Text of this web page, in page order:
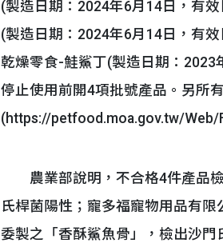
(製造日期：2024年6月14日，有
(製造日期：2024年6月14日，有
乾燥零食-鮭鯊丁(製造日期：2023
停止使用前開4項批號產品。另所
(https://petfood.moa.gov.tw/Web/
農業部說明，不合格4件產品檢
氏桿菌陽性；寵多福寵物用品有
委製之「香酥鯊魚骨」，檢出沙